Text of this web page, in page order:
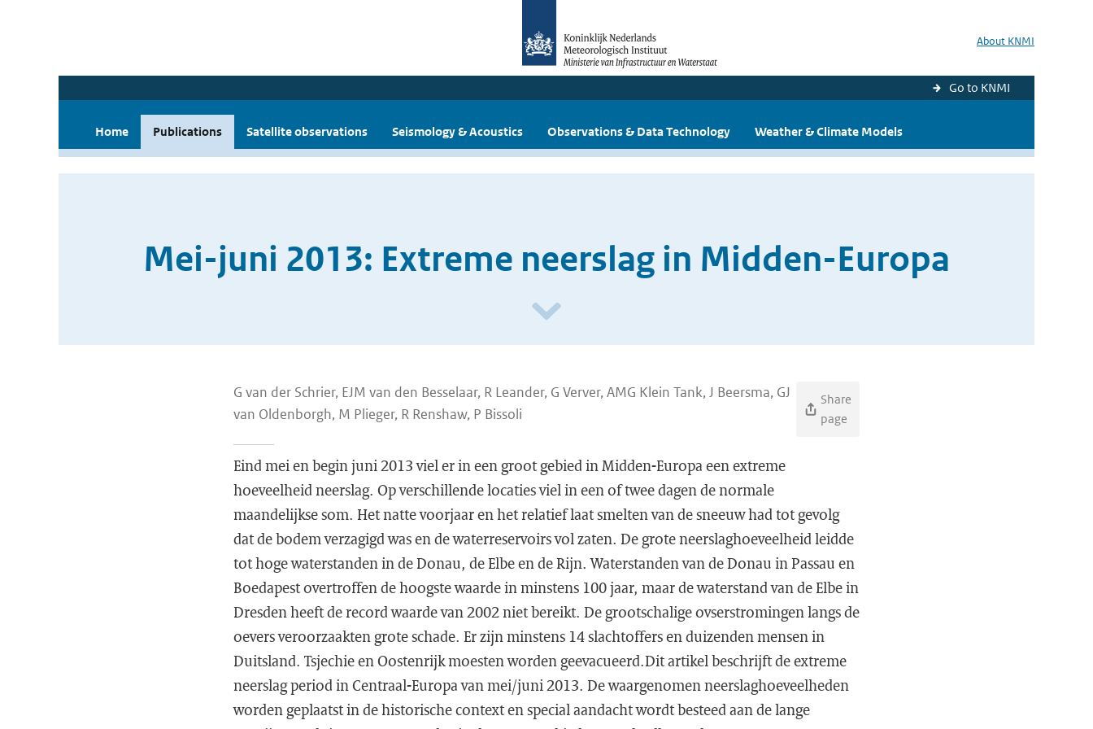
About KNMI
Go to KNMI
Home Publications Satellite observations Seismology & Acoustics Observations & Data Technology Weather & Climate Models
Mei-juni 2013: Extreme neerslag in Midden-Europa
G van der Schrier, EJM van den Besselaar, R Leander, G Verver, AMG Klein Tank, J Beersma, GJ
van Oldenborgh, M Plieger, R Renshaw, P Bissoli
Share
page
Eind mei en begin juni 2013 viel er in een groot gebied in Midden-Europa een extreme
hoeveelheid neerslag. Op verschillende locaties viel in een of twee dagen de normale
maandelijkse som. Het natte voorjaar en het relatief laat smelten van de sneeuw had tot gevolg
dat de bodem verzagigd was en de waterreservoirs vol zaten. De grote neerslaghoeveelheid leidde
tot hoge waterstanden in de Donau, de Elbe en de Rijn. Waterstanden van de Donau in Passau en
Boedapest overtroffen de hoogste waarde in minstens 100 jaar, maar de waterstand van de Elbe in
Dresden heeft de record waarde van 2002 niet bereikt. De grootschalige ovserstromingen langs de
oevers veroorzaakten grote schade. Er zijn minstens 14 slachtoffers en duizenden mensen in
Duitsland. Tsjechie en Oostenrijk moesten worden geevacueerd.Dit artikel beschrijft de extreme
neerslag period in Centraal-Europa van mei/juni 2013. De waargenomen neerslaghoeveelheden
worden geplaatst in de historische context en special aandacht wordt besteed aan de lange